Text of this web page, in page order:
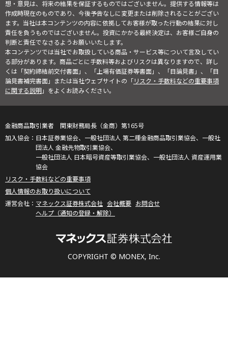
想・意見は、将来の結果を保証するものではございません。提供する情報等は
作成時現在のものであり、今後予告なしに変更または削除されることがござい
ます。当社は本コンテンツの内容に依拠してお客様が取った行動の結果に対し
責任を負うものではございません。投資にかかる最終決定は、お客様ご自身の
判断と責任でなさるようお願いいたします。
本コンテンツでは当社でお取扱している商品・サービス等について言及してい
る部分があります。商品ごとに手数料等およびリスクは異なりますので、詳し
くは「契約締結前交付書面」、「上場有価証券等書面」、「目論見書」、「目
論見書補完書面」または当社ウェブサイトの「リスク・手数料などの重要事項
に関する説明」をよくお読みください。
COPYRIGHT © MONEX, Inc.
金融商品取引業者 関東財務局長（金商）第165号
日本証券業協会、一般社団法人 第二種金融商品取引業協会、一般社
団法人 金融先物取引業協会、
一般社団法人 日本暗号資産等取引業協会、一般社団法人 資産運用業
協会
リスク・手数料などの重要事項
個人情報のお取り扱いについて
マネックス証券株式会社 会社概要 お問合せ
ヘルプ（通知の登録・解除）